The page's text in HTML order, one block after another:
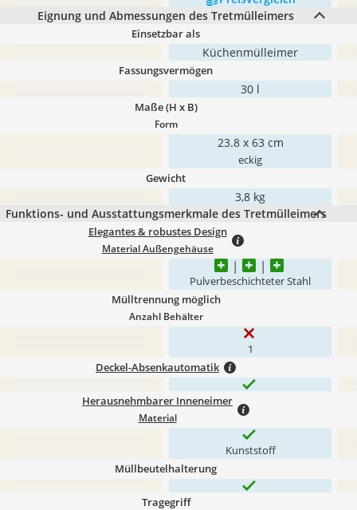
Eignung und Abmessungen des Tretmülleimers
Einsetzbar als
Küchenmülleimer
Fassungsvermögen
30 l
Maße (H x B)
Form
23.8 x 63 cm
eckig
Gewicht
3,8 kg
Funktions- und Ausstattungsmerkmale des Tretmülleimers
Elegantes & robustes Design
Material Außengehäuse
Pulverbeschichteter Stahl
Mülltrennung möglich
Anzahl Behälter
1
Deckel-Absenkautomatik
Herausnehmbarer Inneneimer
Material
Kunststoff
Müllbeutelhalterung
Tragegriff